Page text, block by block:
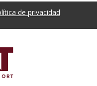
de privacidad